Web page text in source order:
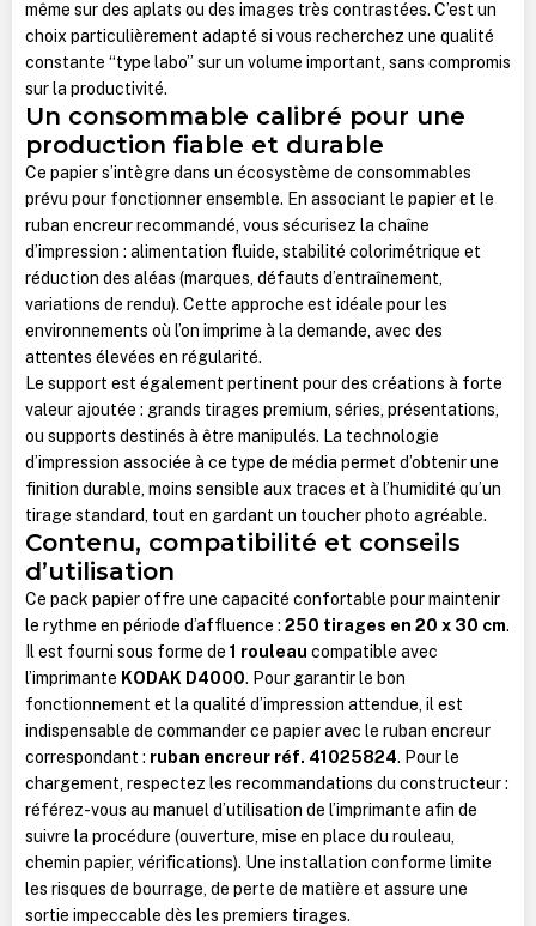
même sur des aplats ou des images très contrastées. C’est un
choix particulièrement adapté si vous recherchez une qualité
constante “type labo” sur un volume important, sans compromis
sur la productivité.
Un consommable calibré pour une
production fiable et durable
Ce papier s’intègre dans un écosystème de consommables
prévu pour fonctionner ensemble. En associant le papier et le
ruban encreur recommandé, vous sécurisez la chaîne
d’impression : alimentation fluide, stabilité colorimétrique et
réduction des aléas (marques, défauts d’entraînement,
variations de rendu). Cette approche est idéale pour les
environnements où l’on imprime à la demande, avec des
attentes élevées en régularité.
Le support est également pertinent pour des créations à forte
valeur ajoutée : grands tirages premium, séries, présentations,
ou supports destinés à être manipulés. La technologie
d’impression associée à ce type de média permet d’obtenir une
finition durable, moins sensible aux traces et à l’humidité qu’un
tirage standard, tout en gardant un toucher photo agréable.
Contenu, compatibilité et conseils
d’utilisation
Ce pack papier offre une capacité confortable pour maintenir
le rythme en période d’affluence : 250 tirages en 20 x 30 cm.
Il est fourni sous forme de 1 rouleau compatible avec
l’imprimante KODAK D4000. Pour garantir le bon
fonctionnement et la qualité d’impression attendue, il est
indispensable de commander ce papier avec le ruban encreur
correspondant : ruban encreur réf. 41025824. Pour le
chargement, respectez les recommandations du constructeur :
référez-vous au manuel d’utilisation de l’imprimante afin de
suivre la procédure (ouverture, mise en place du rouleau,
chemin papier, vérifications). Une installation conforme limite
les risques de bourrage, de perte de matière et assure une
sortie impeccable dès les premiers tirages.